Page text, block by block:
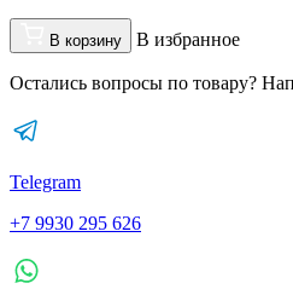
В корзину В избранное
Остались вопросы по товару?
Telegram
+7 9930 295 626